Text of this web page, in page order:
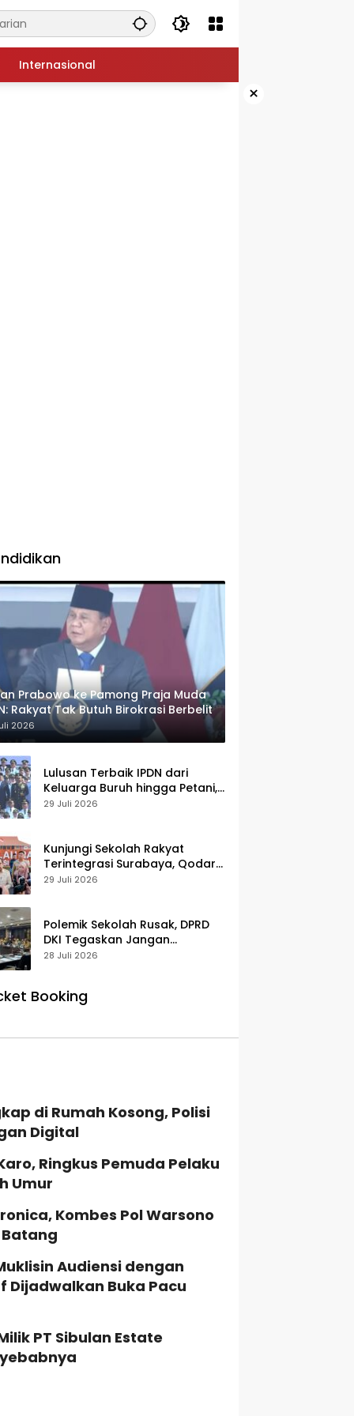
Internasional
×
Prabowo ke Pamong Praja Muda
Rakyat Tak Butuh Birokrasi Berbelit
2026
Lulusan Terbaik IPDN dari
Keluarga Buruh hingga Petani,
Prabowo: Membanggakan Hati
29 Juli 2026
Kunjungi Sekolah Rakyat
Terintegrasi Surabaya, Qodari:
Fasilitasnya Setara Sekolah
29 Juli 2026
Polemik Sekolah Rusak, DPRD
DKI Tegaskan Jangan
Salahkan Pusat
28 Juli 2026
Booking
di Rumah Kosong, Polisi
Digital
Ringkus Pemuda Pelaku
Umur
Kombes Pol Warsono
Audiensi dengan
Dijadwalkan Buka Pacu
PT Sibulan Estate